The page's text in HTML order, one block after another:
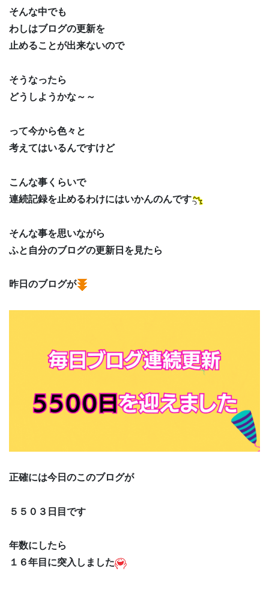
そんな中でも
わしはブログの更新を
止めることが出来ないので
そうなったら
どうしようかな～～
って今から色々と
考えてはいるんですけど
こんな事くらいで
連続記録を止めるわけにはいかんのんです
そんな事を思いながら
ふと自分のブログの更新日を見たら
昨日のブログが
正確には今日のこのブログが
５５０３日目です
年数にしたら
１６年目に突入しました